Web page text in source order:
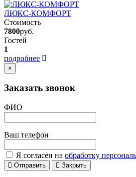
ЛЮКС-КОМФОРТ
Стоимость
7800руб.
Гостей
1
подробнее
×
Заказать звонок
ФИО
Ваш телефон
Я согласен на обработку
Отправить Закрыть